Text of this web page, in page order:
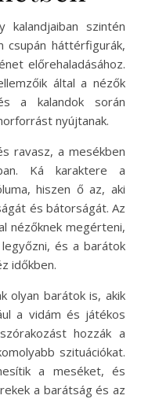
kalandjaiban szintén
csupán háttérfigurák,
előrehaladásához.
által a nézők
a kalandok során
nyújtanak.
ravasz, a mesékben
Ká karaktere a
hiszen ő az, aki
és bátorságát. Az
nézőknek megérteni,
és a barátok
időkben.
olyan barátok is, akik
a vidám és játékos
hozzák a
szituációkat.
a meséket, és
a barátság és az